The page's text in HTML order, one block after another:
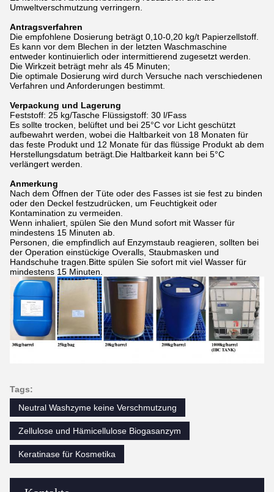
Umweltverschmutzung verringern.
Antragsverfahren
Die empfohlene Dosierung beträgt 0,10-0,20 kg/t Papierzellstoff.
Es kann vor dem Blechen in der letzten Waschmaschine
entweder kontinuierlich oder intermittierend zugesetzt werden.
Die Wirkzeit beträgt mehr als 45 Minuten;
Die optimale Dosierung wird durch Versuche nach verschiedenen
Verfahren und Anforderungen bestimmt.
Verpackung und Lagerung
Feststoff: 25 kg/Tasche Flüssigstoff: 30 l/Fass
Es sollte trocken, belüftet und bei 25°C vor Licht geschützt
aufbewahrt werden, wobei die Haltbarkeit von 18 Monaten für
das feste Produkt und 12 Monate für das flüssige Produkt ab dem
Herstellungsdatum beträgt.Die Haltbarkeit kann bei 5°C
verlängert werden.
Anmerkung
Nach dem Öffnen der Tüte oder des Fasses ist sie fest zu binden
oder den Deckel festzudrücken, um Feuchtigkeit oder
Kontamination zu vermeiden.
Wenn inhaliert, spülen Sie den Mund sofort mit Wasser für
mindestens 15 Minuten ab.
Personen, die empfindlich auf Enzymstaub reagieren, sollten bei
der Operation einstückige Overalls, Staubmasken und
Handschuhe tragen.Bitte spülen Sie sofort mit viel Wasser für
mindestens 15 Minuten.
Tags:
Neutral Washzyme keine Verschmutzung
Zellulose und Hämicellulose Biogasanzym
Keratinase für Kosmetika